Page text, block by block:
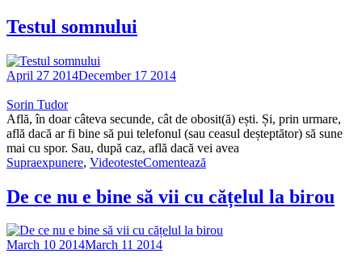
Testul somnului
April 27 2014December 17 2014
Sorin Tudor
Află, în doar câteva secunde, cât de obosit(ă) ești. Și, prin urmare,
află dacă ar fi bine să pui telefonul (sau ceasul deșteptător) să sune
mai cu spor. Sau, după caz, află dacă vei avea
Supraexpunere, VideotesteComentează
De ce nu e bine să vii cu cățelul la birou
March 10 2014March 11 2014